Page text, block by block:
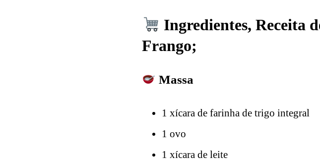
Ingredientes, Receita
Frango;
Massa
1 xícara de farinha de trigo integral
1 ovo
1 xícara de leite